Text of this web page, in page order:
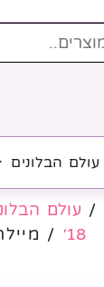
עולם הבלונים
/ עולם
18׳
/ מיילר לב 18' רוז